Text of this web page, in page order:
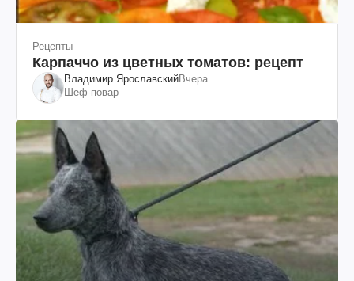
Рецепты
Карпаччо из цветных томатов: рецепт
Владимир ЯрославскийВчера
Шеф-повар